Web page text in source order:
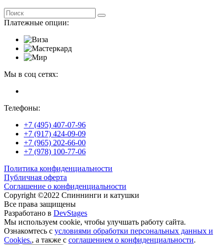
Платежные опции:
Мы в соц сетях:
Телефоны:
+7 (495) 407-07-96
+7 (917) 424-09-09
+7 (965) 202-66-00
+7 (978) 100-77-06
Политика конфиденциальности
Публичная оферта
Соглашение о конфиденциальности
Copyright ©2022 Спиннинги и катушки
Все права защищены
Разработано в DevStages
Мы используем cookie, чтобы улучшать работу сайта.
Ознакомтесь с условиями обработки персональных данных и
Cookies., а также с соглашением о конфиденциальности.